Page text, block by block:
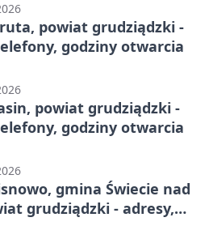
powiat grudziądzki -
godziny otwarcia
powiat grudziądzki -
godziny otwarcia
gmina Świecie nad
grudziądzki - adresy,